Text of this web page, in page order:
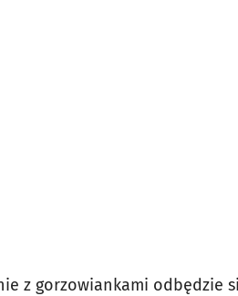
z gorzowiankami odbędzie